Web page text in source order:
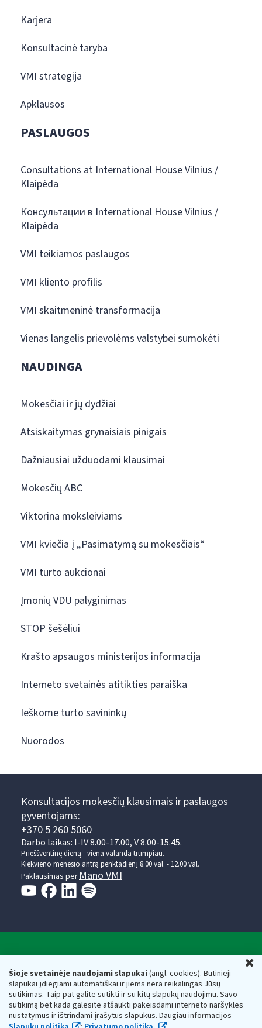
Šioje svetainėje naudojami slapukai(angl. cookies). Būtinieji
slapukai įdiegiami automatiškai ir jiems nėra reikalingas Jūsų
sutikimas. Taip pat galite sutikti ir su kitų slapukų naudojimu. Savo
sutikimą bet kada galėsite atšaukti pakeisdami interneto naršyklės
nustatymus ir ištrindami įrašytus slapukus. Daugiau informacijos
Karjera
Konsultacinė taryba
VMI strategija
Apklausos
PASLAUGOS
Consultations at International House Vilnius /
Klaipėda
Консультации в International House Vilnius /
Klaipėda
VMI teikiamos paslaugos
VMI kliento profilis
VMI skaitmeninė transformacija
Vienas langelis prievolėms valstybei sumokėti
NAUDINGA
Mokesčiai ir jų dydžiai
Atsiskaitymas grynaisiais pinigais
Dažniausiai užduodami klausimai
Mokesčių ABC
Viktorina moksleiviams
VMI kviečia į „Pasimatymą su mokesčiais“
VMI turto aukcionai
Įmonių VDU palyginimas
STOP šešėliui
Krašto apsaugos ministerijos informacija
Interneto svetainės atitikties paraiška
Ieškome turto savininkų
Nuorodos
Konsultacijos mokesčių klausimais ir paslaugos
gyventojams:
+370 5 260 5060
Darbo laikas: I-IV 8.00-17.00, V 8.00-15.45.
Prieššventinę dieną - viena valanda trumpiau.
Kiekvieno mėnesio antrą penktadienį 8.00 val. - 12.00 val.
Paklausimas perMano VMI
Valstybinė mokesčių inspekcija prie Lietuvos
Respublikos finansų ministerijos
Biudžetinė įstaiga. Juridinio asmens kodas — 188659752,
adresas: Vasario 16-osios g. 14, 01107 Vilnius, Lietuva, el.paštas:
vmi@vmi.lt , E. pristatymo dėžutės adresas 188659752
Duomenys apie Valstybinę mokesčių inspekciją prie Lietuvos